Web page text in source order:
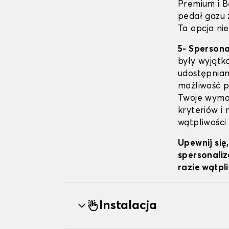
Premium i
pedał
Ta opcja
5-
były
możliwość
Twoje
kryteriów i
Upewnij
razie
Instalacja